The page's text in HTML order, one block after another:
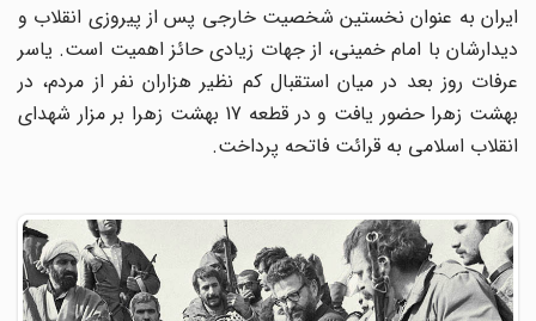
ایران به عنوان نخستین شخصیت خارجى پس از پیروزى انقلاب و
دیدارشان با امام خمینی، از جهات زیادى حائز اهمیت است. یاسر
عرفات روز بعد در میان استقبال کم نظیر هزاران نفر از مردم، در
بهشت زهرا حضور یافت و در قطعه 17 بهشت زهرا بر مزار شهدای
انقلاب اسلامی به قرائت فاتحه پرداخت.